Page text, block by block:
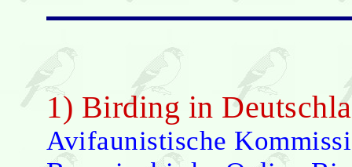
1) Birding in
Avifaunistische